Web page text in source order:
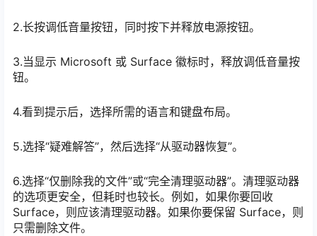
2.长按调低音量按钮，同时按下并释放电源按钮。
3.当显示 Microsoft 或 Surface 徽标时，释放调低音量按
钮。
4.看到提示后，选择所需的语言和键盘布局。
5.选择“疑难解答”，然后选择“从驱动器恢复”。
6.选择“仅删除我的文件”或“完全清理驱动器”。清理驱动器
的选项更安全，但耗时也较长。例如，如果你要回收
Surface，则应该清理驱动器。如果你要保留 Surface，则
只需删除文件。